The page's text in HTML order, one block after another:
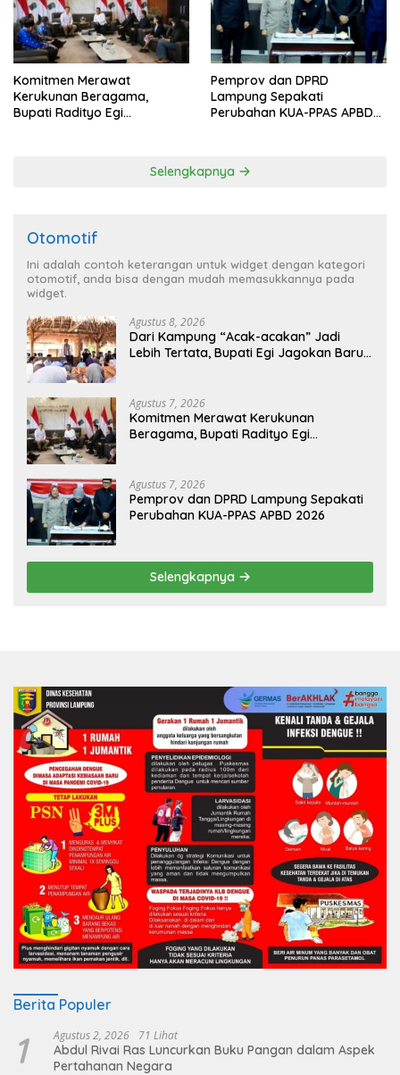
Komitmen Merawat
Kerukunan Beragama,
Bupati Radityo Egi
Pemprov dan DPRD
Lampung Sepakati
Perubahan KUA-PPAS APBD
Selengkapnya
Otomotif
Ini adalah contoh keterangan untuk widget dengan kategori
otomotif, anda bisa dengan mudah memasukkannya pada
widget.
Agustus 8, 2026
Dari Kampung “Acak-acakan” Jadi
Lebih Tertata, Bupati Egi Jagokan Baru
Agustus 7, 2026
Komitmen Merawat Kerukunan
Beragama, Bupati Radityo Egi
Agustus 7, 2026
Pemprov dan DPRD Lampung Sepakati
Perubahan KUA-PPAS APBD 2026
Selengkapnya
Berita Populer
1 Agustus 2, 2026 71 Lihat
Abdul Rivai Ras Luncurkan Buku Pangan dalam Aspek
Pertahanan Negara